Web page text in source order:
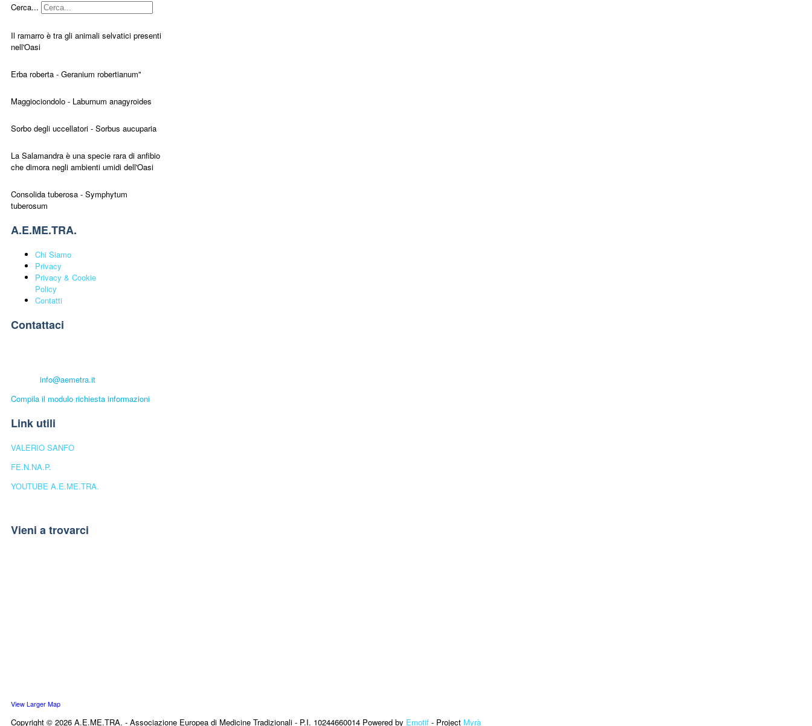
Cerca...
Il ramarro è tra gli animali selvatici presenti
nell'Oasi
Erba roberta - Geranium robertianum"
Maggiociondolo - Laburnum anagyroides
Sorbo degli uccellatori - Sorbus aucuparia
La Salamandra è una specie rara di anfibio
che dimora negli ambienti umidi dell'Oasi
Consolida tuberosa - Symphytum
tuberosum
A.E.ME.TRA.
Chi Siamo
Privacy
Privacy & Cookie
Policy
Contatti
Contattaci
info@aemetra.it
Compila il modulo richiesta informazioni
Link utili
VALERIO SANFO
FE.N.NA.P.
YOUTUBE A.E.ME.TRA.
Vieni a trovarci
View Larger Map
Copyright © 2026 A.E.ME.TRA. - Associazione Europea di Medicine Tradizionali - P.I. 10244660014 Powered by Emotif - Project Myrà